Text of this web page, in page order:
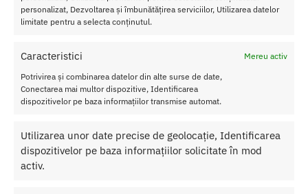
personalizat, Dezvoltarea și îmbunătățirea serviciilor, Utilizarea datelor
limitate pentru a selecta conținutul.
Caracteristici
Mereu activ
Potrivirea și combinarea datelor din alte surse de date,
Conectarea mai multor dispozitive, Identificarea
dispozitivelor pe baza informațiilor transmise automat.
Utilizarea unor date precise de geolocație, Identificarea
dispozitivelor pe baza informațiilor solicitate în mod
activ.
Rezistent la apa: Da
Baterii: 3 X LR41 (sunt incluse)
Nu lasati produsul la indemana copiilor.
Pentru o utilizare mai usoara utilizati un lubrifiant pe baza de apa.
calda si sapun. Pentru o igienizare suplimentara puteti utiliza un
toycleaner.